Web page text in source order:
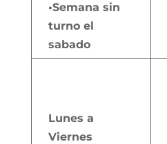
•Semana sin
turno el
sabado
Lunes a
Viernes